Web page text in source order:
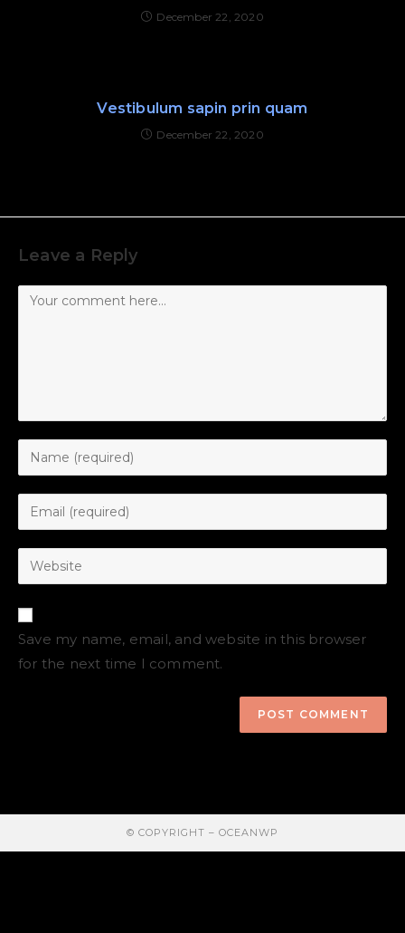
December 22, 2020
Vestibulum sapin prin quam
December 22, 2020
Leave a Reply
Save my name, email, and website in this browser
for the next time I comment.
© COPYRIGHT – OCEANWP